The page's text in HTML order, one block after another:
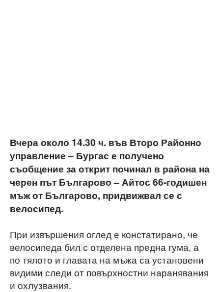
Вчера около 14.30 ч. във Второ Районно
управление – Бургас е получено
съобщение за открит починал в района на
черен път Българово – Айтос 66-годишен
мъж от Българово, придвижвал се с
велосипед.
При извършения оглед е констатирано, че
велосипеда бил с отделена предна гума, а
по тялото и главата на мъжа са установени
видими следи от повърхностни наранявания
и охлузвания.